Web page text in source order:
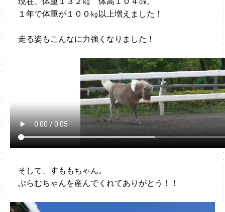
１年で体重が１００㎏以上増えました！
走る姿もこんなに力強くなりました！
そして、すももちゃん。
ぷらむちゃんを産んでくれてありがとう！！